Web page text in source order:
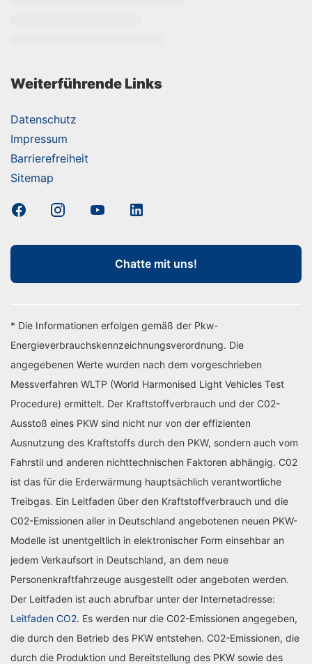
Weiterführende Links
Datenschutz
Impressum
Barrierefreiheit
Sitemap
Chatte mit uns!
* Die Informationen erfolgen gemäß der Pkw-
Energieverbrauchskennzeichnungsverordnung. Die
angegebenen Werte wurden nach dem vorgeschrieben
Messverfahren WLTP (World Harmonised Light Vehicles Test
Procedure) ermittelt. Der Kraftstoffverbrauch und der C02-
Ausstoß eines PKW sind nicht nur von der effizienten
Ausnutzung des Kraftstoffs durch den PKW, sondern auch vom
Fahrstil und anderen nichttechnischen Faktoren abhängig. C02
ist das für die Erderwärmung hauptsächlich verantwortliche
Treibgas. Ein Leitfaden über den Kraftstoffverbrauch und die
C02-Emissionen aller in Deutschland angebotenen neuen PKW-
Modelle ist unentgeltlich in elektronischer Form einsehbar an
jedem Verkaufsort in Deutschland, an dem neue
Personenkraftfahrzeuge ausgestellt oder angeboten werden.
Der Leitfaden ist auch abrufbar unter der Internetadresse:
Leitfaden CO2. Es werden nur die C02-Emissionen angegeben,
die durch den Betrieb des PKW entstehen. C02-Emissionen, die
durch die Produktion und Bereitstellung des PKW sowie des